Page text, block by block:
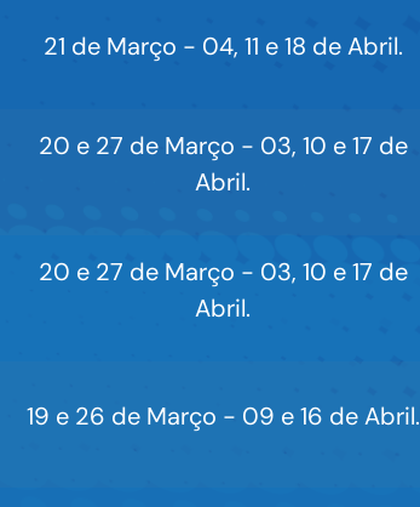
21 de Março - 04, 11 e 18 de Abril.
20 e 27 de Março - 03, 10 e 17 de
Abril.
20 e 27 de Março - 03, 10 e 17 de
Abril.
19 e 26 de Março - 09 e 16 de Abril.